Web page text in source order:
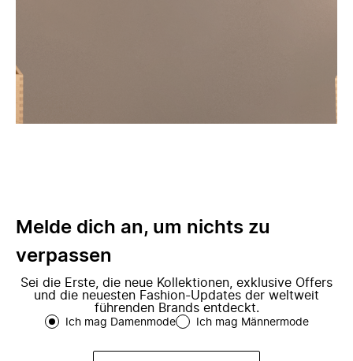
Melde dich an, um nichts zu
verpassen
Sei die Erste, die neue Kollektionen, exklusive Offers
und die neuesten Fashion-Updates der weltweit
führenden Brands entdeckt.
Ich mag Damenmode Ich mag Männermode